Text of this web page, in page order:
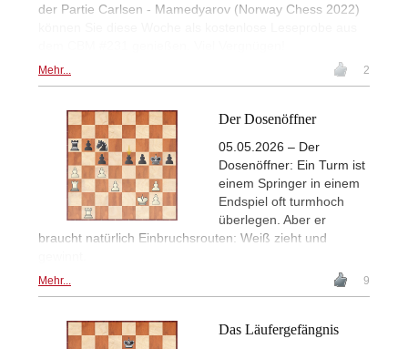
der Partie Carlsen - Mamedyarov (Norway Chess 2022)
Mehr... 2
Der Dosenöffner
05.05.2026 – Der
Dosenöffner: Ein Turm ist
einem Springer in einem
Endspiel oft turmhoch
überlegen. Aber er
braucht natürlich Einbruchsrouten: Weiß zieht und
Mehr... 9
Das Läufergefängnis